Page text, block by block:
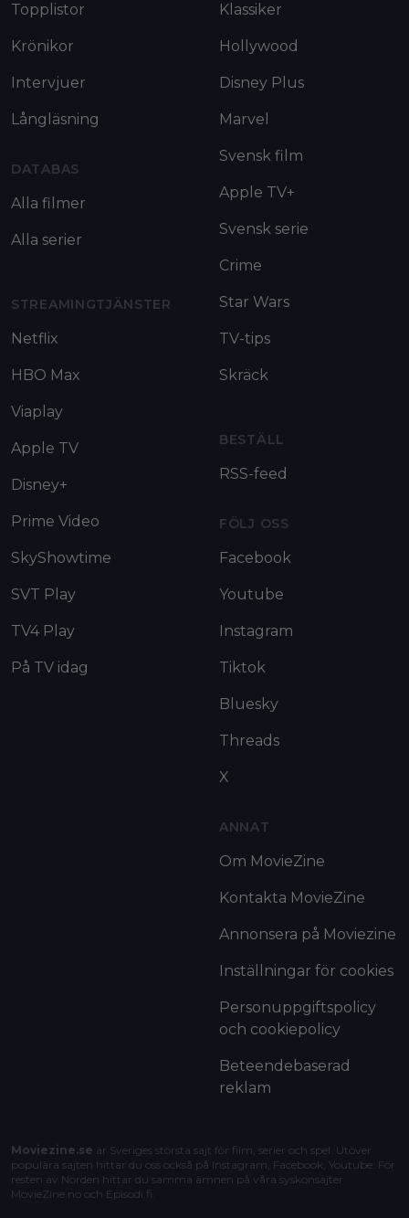
Topplistor
Krönikor
Intervjuer
Långläsning
DATABAS
Alla filmer
Alla serier
STREAMINGTJÄNSTER
Netflix
HBO Max
Viaplay
Apple TV
Disney+
Prime Video
SkyShowtime
SVT Play
TV4 Play
På TV idag
Klassiker
Hollywood
Disney Plus
Marvel
Svensk film
Apple TV+
Svensk serie
Crime
Star Wars
TV-tips
Skräck
BESTÄLL
RSS-feed
FÖLJ OSS
Facebook
Youtube
Instagram
Tiktok
Bluesky
Threads
X
ANNAT
Om MovieZine
Kontakta MovieZine
Annonsera på Moviezine
Inställningar för cookies
Personuppgiftspolicy
och cookiepolicy
Beteendebaserad
reklam
Moviezine.se är Sveriges största sajt för film, serier och spel. Utöver
populära sajten hittar du oss också på Instagram, Facebook, Youtube. För
resten av Norden hittar du samma ämnen på våra syskonsajter
MovieZine.no och Episodi.fi